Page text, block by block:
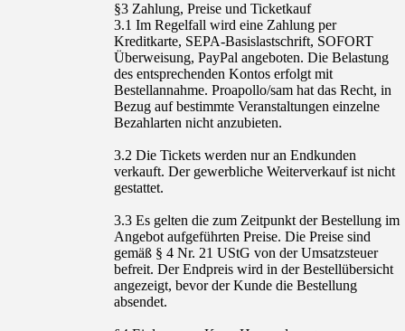
§3 Zahlung, Preise und Ticketkauf
3.1 Im Regelfall wird eine Zahlung per
Kreditkarte, SEPA-Basislastschrift, SOFORT
Überweisung, PayPal angeboten. Die Belastung
des entsprechenden Kontos erfolgt mit
Bestellannahme. Proapollo/sam hat das Recht, in
Bezug auf bestimmte Veranstaltungen einzelne
Bezahlarten nicht anzubieten.
3.2 Die Tickets werden nur an Endkunden
verkauft. Der gewerbliche Weiterverkauf ist nicht
gestattet.
3.3 Es gelten die zum Zeitpunkt der Bestellung im
Angebot aufgeführten Preise. Die Preise sind
gemäß § 4 Nr. 21 UStG von der Umsatzsteuer
befreit. Der Endpreis wird in der Bestellübersicht
angezeigt, bevor der Kunde die Bestellung
absendet.